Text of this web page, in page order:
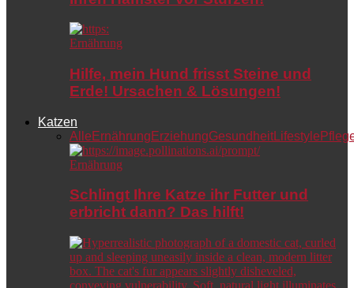
Ernährung
Hilfe, mein Hund frisst Steine und
Erde! Ursachen & Lösungen!
Katzen
Alle Ernährung ErziehungGesundheitLifestyle
Ernährung
Schlingt Ihre Katze ihr Futter und
erbricht dann? Das hilft!